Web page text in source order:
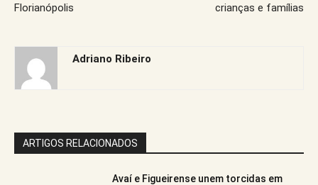
Florianópolis
crianças e famílias
Adriano Ribeiro
ARTIGOS RELACIONADOS
Avaí e Figueirense unem torcidas em